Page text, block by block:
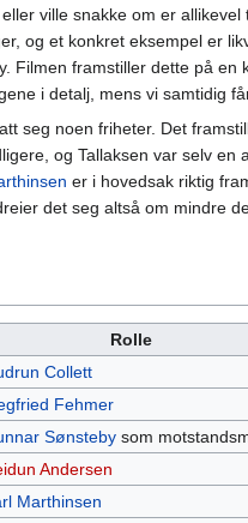
ville snakke om er
og et konkret eksempel er
Filmen framstiller dette på en
i detalj, mens vi samtidig
seg noen friheter. Det
og Tallaksen var selv
er i hovedsak riktig
det seg altså om mindre
Rolle
Collett
Fehmer
Sønstebysom
Andersen
Marthinsen